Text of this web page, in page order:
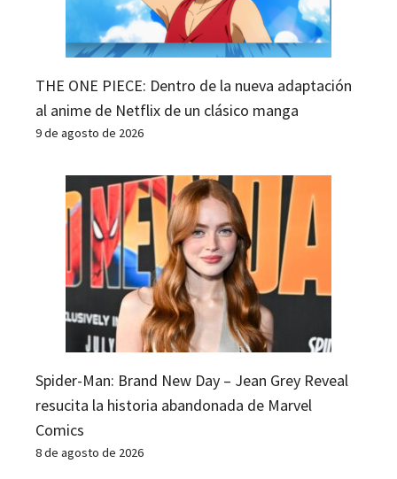
THE ONE PIECE: Dentro de la nueva adaptación
al anime de Netflix de un clásico manga
9 de agosto de 2026
Spider-Man: Brand New Day – Jean Grey Reveal
resucita la historia abandonada de Marvel
Comics
8 de agosto de 2026